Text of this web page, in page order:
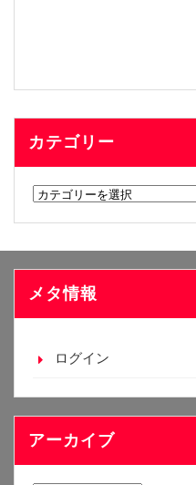
カテゴリー
カ
リ
ー
メタ情報
ログイン
アーカイブ